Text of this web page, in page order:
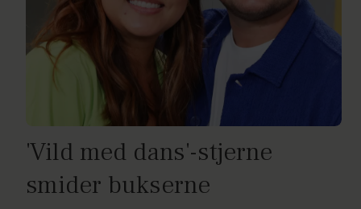
'Vild med dans'-stjerne
smider bukserne